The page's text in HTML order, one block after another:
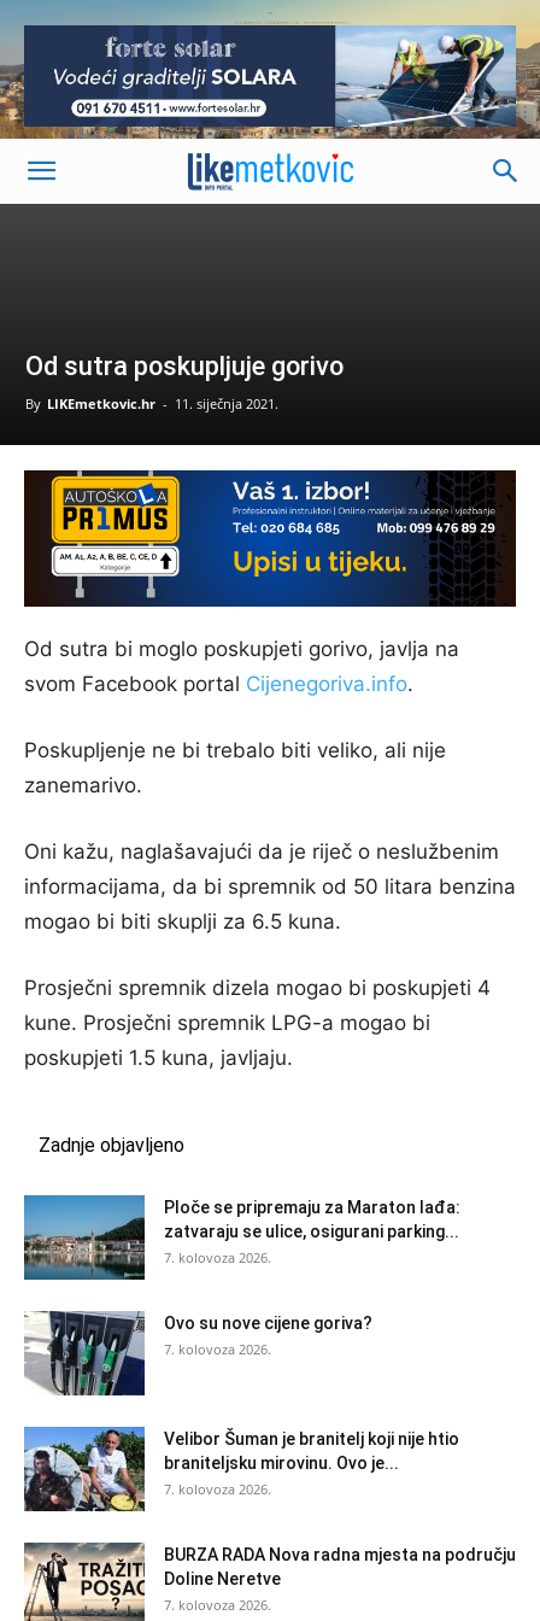
-
Od sutra poskupljuje gorivo
By LIKEmetkovic.hr - 11. siječnja 2021.
Od sutra bi moglo poskupjeti gorivo, javlja na
svom Facebook portal Cijenegoriva.info.
Poskupljenje ne bi trebalo biti veliko, ali nije
zanemarivo.
Oni kažu, naglašavajući da je riječ o neslužbenim
informacijama, da bi spremnik od 50 litara benzina
mogao bi biti skuplji za 6.5 kuna.
Prosječni spremnik dizela mogao bi poskupjeti 4
kune. Prosječni spremnik LPG-a mogao bi
poskupjeti 1.5 kuna, javljaju.
Zadnje objavljeno
Ploče se pripremaju za Maraton lađa:
zatvaraju se ulice, osigurani parking...
7. kolovoza 2026.
Ovo su nove cijene goriva?
7. kolovoza 2026.
Velibor Šuman je branitelj koji nije htio
braniteljsku mirovinu. Ovo je...
7. kolovoza 2026.
BURZA RADA Nova radna mjesta na području
Doline Neretve
7. kolovoza 2026.